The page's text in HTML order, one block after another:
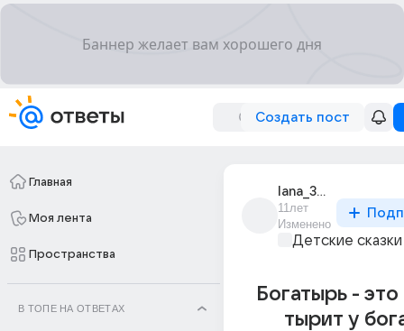
Создать пост
Главная
Моя лента
Пространства
В ТОПЕ НА ОТВЕТАХ
lana_3518
11лет
Изменено
Детские
Богатырь - это
тырит у